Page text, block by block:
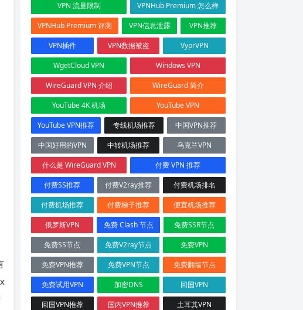
VPN 流量限制
VPNHub Premium 怎么样
VPNHub Premium 评测
VPN信息泄露
VPN推荐
VPN插件
VPN数据被盗
VyprVPN
WgetCloud VPN
Windows VPN
WireGuard VPN 介绍
WireGuard 简介
YouTube 4K 机场
YouTube VPN
YouTube VPN推荐
专线机场推荐
中国VPN推荐
中国好用的VPN
中转机场推荐
乌克兰VPN
什么是 WireGuard VPN
付费 VPN 推荐
付费SS推荐
付费V2ray推荐
付费机场排名
付费机场推荐
付费梯子推荐
便宜机场推荐
俄罗斯VPN
免费 Clash 节点
免费SSR节点
免费SS节点
免费V2ray节点
免费VPN
免费VPN推荐
免费VPN节点
免费翻墙节点
免费试用VPN
加密DNS
回国VPN
回国VPN推荐
国内VPN推荐
土耳其VPN